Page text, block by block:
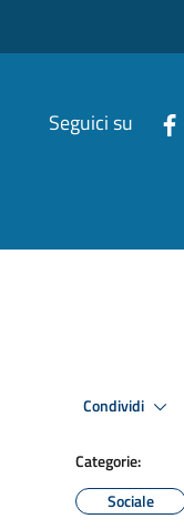
Seguici su
Condividi
Categorie:
Sociale